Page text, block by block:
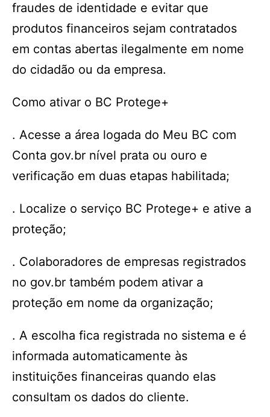
fraudes de identidade e evitar que
produtos financeiros sejam contratados
em contas abertas ilegalmente em nome
do cidadão ou da empresa.
Como ativar o BC Protege+
. Acesse a área logada do Meu BC com
Conta gov.br nível prata ou ouro e
verificação em duas etapas habilitada;
. Localize o serviço BC Protege+ e ative a
proteção;
. Colaboradores de empresas registrados
no gov.br também podem ativar a
proteção em nome da organização;
. A escolha fica registrada no sistema e é
informada automaticamente às
instituições financeiras quando elas
consultam os dados do cliente.